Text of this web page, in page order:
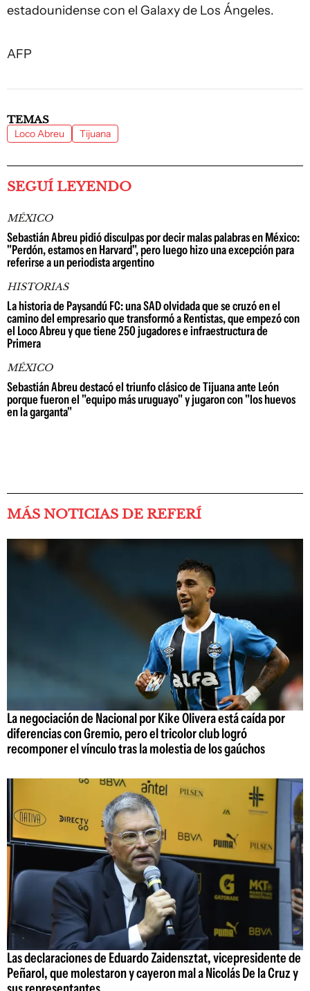
estadounidense con el Galaxy de Los Ángeles.
AFP
TEMAS
Loco Abreu Tijuana
SEGUÍ LEYENDO
MÉXICO
Sebastián Abreu pidió disculpas por decir malas palabras en México:
"Perdón, estamos en Harvard", pero luego hizo una excepción para
referirse a un periodista argentino
HISTORIAS
La historia de Paysandú FC: una SAD olvidada que se cruzó en el
camino del empresario que transformó a Rentistas, que empezó con
el Loco Abreu y que tiene 250 jugadores e infraestructura de
Primera
MÉXICO
Sebastián Abreu destacó el triunfo clásico de Tijuana ante León
porque fueron el "equipo más uruguayo" y jugaron con "los huevos
en la garganta"
MÁS NOTICIAS DE REFERÍ
La negociación de Nacional por Kike Olivera está caída por
diferencias con Gremio, pero el tricolor club logró
recomponer el vínculo tras la molestia de los gaúchos
Las declaraciones de Eduardo Zaidensztat, vicepresidente de
Peñarol, que molestaron y cayeron mal a Nicolás De la Cruz y